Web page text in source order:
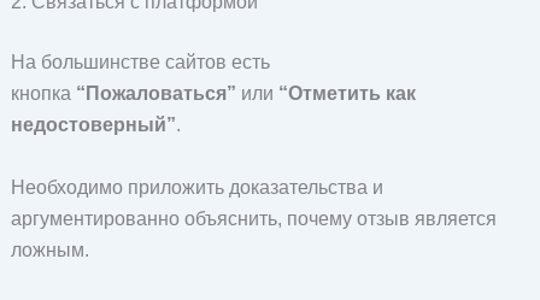
На большинстве сайтов есть
кнопка “Пожаловаться” или “Отметить как
недостоверный”.
Необходимо приложить доказательства и
аргументированно объяснить, почему отзыв является
ложным.